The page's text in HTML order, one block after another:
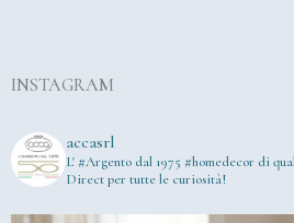
INSTAGRAM
accasrl
L' #Argento dal 1975 #homedecor di
Direct per tutte le curiosità!